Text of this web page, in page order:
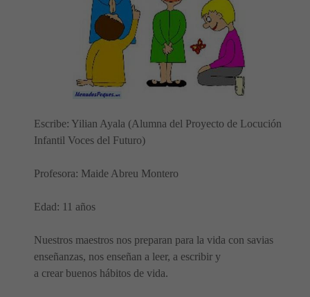
Escribe: Yilian Ayala (Alumna del Proyecto de Locución
Infantil Voces del Futuro)
Profesora: Maide Abreu Montero
Edad: 11 años
Nuestros maestros nos preparan para la vida con savias
enseñanzas, nos enseñan a leer, a escribir y
a crear buenos hábitos de vida.